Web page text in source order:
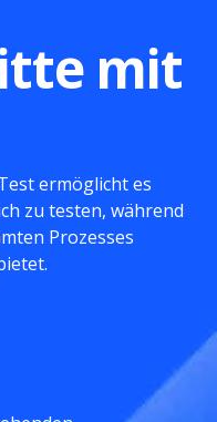
mit
ermöglicht es
zu testen, während
Prozesses